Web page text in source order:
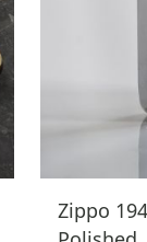
Zippo